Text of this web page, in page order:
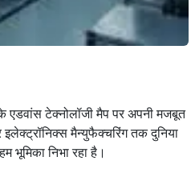
एडवांस टेक्नोलॉजी मैप पर अपनी मजबूत
मैन्युफैक्चरिंग तक दुनिया
भूमिका निभा रहा है।